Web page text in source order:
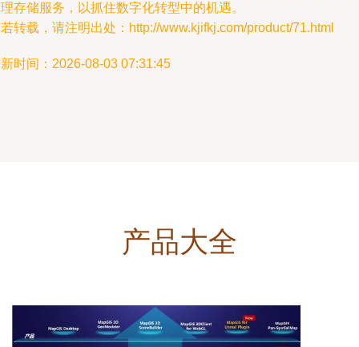
存储服务，以抓住数字化转型中的机遇。
转载，请注明出处：http://www.kjifkj.com/product/71.html
时间：2026-08-03 07:31:45
产品大全